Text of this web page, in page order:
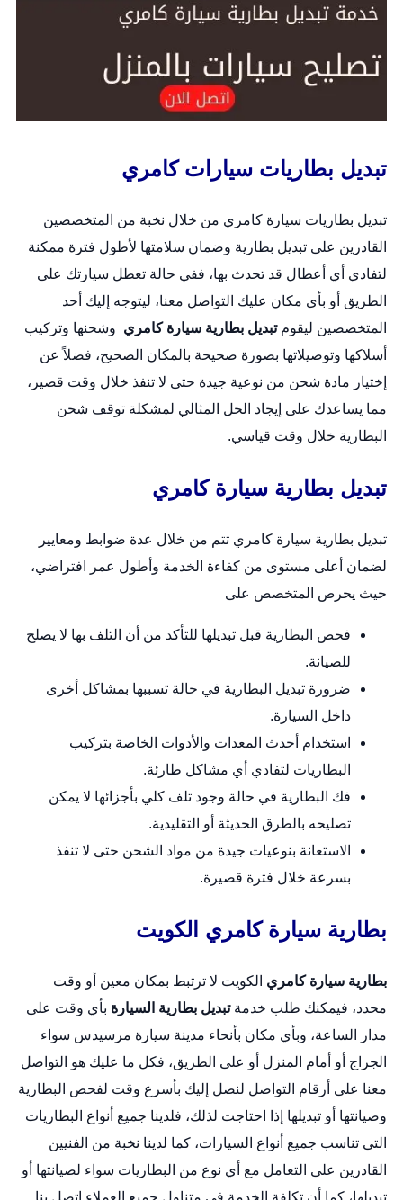
تبديل بطاريات سيارات كامري
تبديل بطاريات سيارة كامري من خلال نخبة من المتخصصين
القادرين على تبديل بطارية وضمان سلامتها لأطول فترة ممكنة
لتفادي أي أعطال قد تحدث بها، ففي حالة تعطل سيارتك على
الطريق أو بأى مكان عليك التواصل معنا، ليتوجه إليك أحد
المتخصصين ليقومتبديل بطارية سيارة كامري وشحنها وتركيب
أسلاكها وتوصيلاتها بصورة صحيحة بالمكان الصحيح، فضلاً عن
إختيار مادة شحن من نوعية جيدة حتى لا تنفذ خلال وقت قصير،
مما يساعدك على إيجاد الحل المثالي لمشكلة توقف شحن
البطارية خلال وقت قياسي.
تبديل بطارية سيارة كامري
تبديل بطارية سيارة كامري تتم من خلال عدة ضوابط ومعايير
لضمان أعلى مستوى من كفاءة الخدمة وأطول عمر افتراضي،
حيث يحرص المتخصص على
فحص البطارية قبل تبديلها للتأكد من أن التلف بها لا يصلح
للصيانة.
ضرورة تبديل البطارية في حالة تسببها بمشاكل أخرى
داخل السيارة.
استخدام أحدث المعدات والأدوات الخاصة بتركيب
البطاريات لتفادي أي مشاكل طارئة.
فك البطارية في حالة وجود تلف كلي بأجزائها لا يمكن
تصليحه بالطرق الحديثة أو التقليدية.
الاستعانة بنوعيات جيدة من مواد الشحن حتى لا تنفذ
بسرعة خلال فترة قصيرة.
بطارية سيارة كامري الكويت
بطارية سيارة كامري الكويت لا ترتبط بمكان معين أو وقت
محدد، فيمكنك طلب خدمةتبديل بطارية السيارة بأي وقت على
مدار الساعة، وبأي مكان بأنحاء مدينة سيارة مرسيدس سواء
الجراج أو أمام المنزل أو على الطريق، فكل ما عليك هو التواصل
معنا على أرقام التواصل لنصل إليك بأسرع وقت لفحص البطارية
وصيانتها أو تبديلها إذا احتاجت لذلك، فلدينا جميع أنواع البطاريات
التى تناسب جميع أنواع السيارات، كما لدينا نخبة من الفنيين
القادرين على التعامل مع أي نوع من البطاريات سواء لصيانتها أو
تبديلها، كما أن تكلفة الخدمة في متناول جميع العملاء اتصل بنا